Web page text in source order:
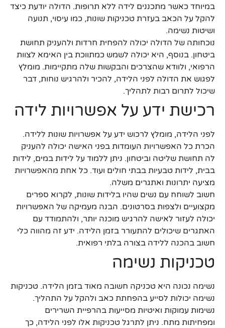
במיוחד כאשר מתכננים לידה ללא תרופות. הדולה יודעת כיצד
להקל על הכאב בעזרת טכניקות שונות, כמו עיסוי, תנועה
ושיטות נשימה.
נוכחותה של הדולה יכולה להפחית חרדות ולהעניק תחושת
ביטחון. בנוסף, היא יכולה לשמש כמתווכת בין האימא לצוות
הרפואי, ולוודא שהצרכים והבקשות שלה מתקיימות. מומלץ
לפגוש את הדולה לפני הלידה, להכיר ולהרגיש נוחות, דבר
שיכול לתרום רבות לתהליך.
רכישת ידע על אפשרויות לידה
לפני הלידה, מומלץ לרכוש ידע על אפשרויות שונות ללידה.
הכרת כל האפשרויות העומדות בפני האישה יכולה להעניק
לה תחושת שליטה וביטחון. ניתן ללמוד על לידות במים, לידות
בבית, לידות טבעיות בבתי חולים ועוד. כל אחת מהאפשרויות
מציעה יתרונות ואתגרים משלה.
חשוב לשוחח עם נשים שהיו בלידות שונות, לקרוא ספרים
מקצועיים ולצפות בסרטונים. הבנה מעמיקה של האפשרויות
יכולה לעזור לאישה להרגיש מוכנה יותר, ולהתמודד עם
האתגרים שיכולים להתעורר בזמן הלידה. ידע זה מהווה כלי
חשוב בהכנה ללידה בצורה בלתי רפואית.
טכניקות נשימה
נשימה נכונה היא טכניקה חשובה מאוד בזמן הלידה. טכניקות
נשימה יכולות לסייע בהפחתת כאב ולהקל על התהליך.
נשימות עמוקות ואיטיות מסייעות בהרפיית השרירים
ומפחיתות מתח. ניתן לתרגל טכניקות אלו לפני הלידה, כך